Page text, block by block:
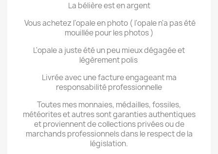
La bélière est en argent
Vous achetez l'opale en photo ( l'opale n'a pas été
mouillée pour les photos )
L'opale a juste été un peu mieux dégagée et
légèrement polis
Livrée avec une facture engageant ma
responsabilité professionnelle
Toutes mes monnaies, médailles, fossiles,
météorites et autres sont garanties authentiques
et proviennent de collections privées ou de
marchands professionnels dans le respect de la
législation.